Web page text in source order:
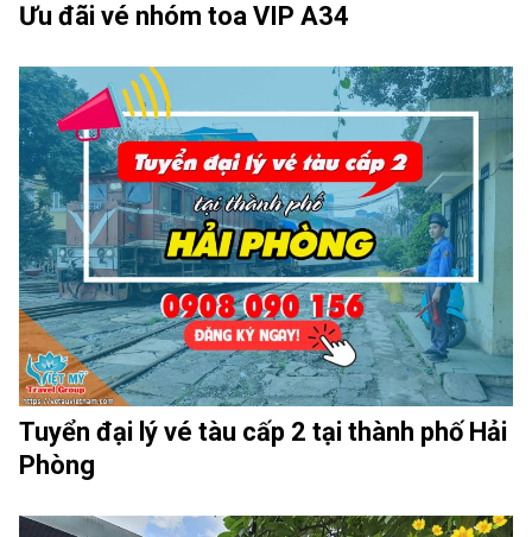
Ưu đãi vé nhóm toa VIP A34
Tuyển đại lý vé tàu cấp 2 tại thành phố Hải
Phòng